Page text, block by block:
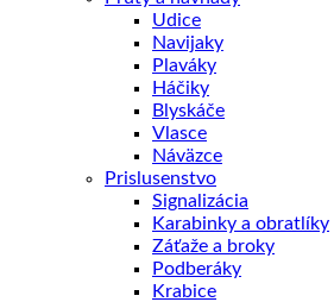
Udice
Navijaky
Plaváky
Háčiky
Blyskáče
Vlasce
Náväzce
Prislusenstvo
Signalizácia
Karabinky a obratlíky
Záťaže a broky
Podberáky
Krabice